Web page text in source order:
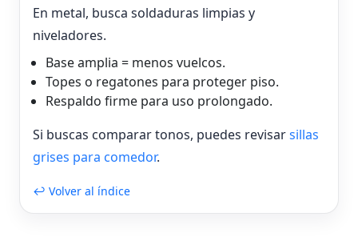
En metal, busca soldaduras limpias y
niveladores.
Base amplia = menos vuelcos.
Topes o regatones para proteger piso.
Respaldo firme para uso prolongado.
Si buscas comparar tonos, puedes revisarsillas
grises para comedor.
↩ Volver al índice